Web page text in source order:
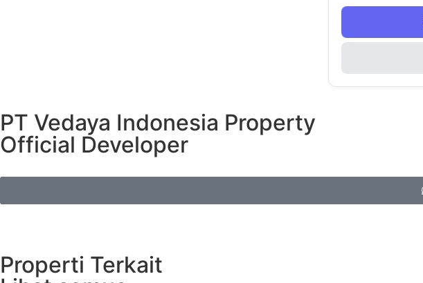
PT Vedaya Indonesia Property
Official Developer
Properti Terkait